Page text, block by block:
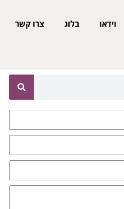
וידאו בלוג צרו קשר